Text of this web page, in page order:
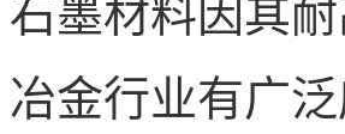
石墨材料因其
冶金行业有广